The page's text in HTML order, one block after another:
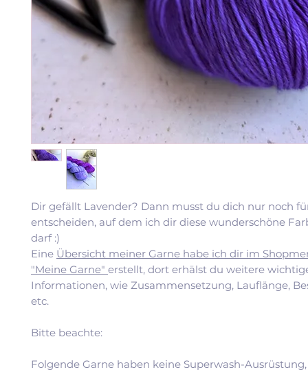
Dir gefällt Lavender? Dann musst du dich nur noch
entscheiden, auf dem ich dir diese wunderschöne
darf :)
Eine Übersicht meiner Garne habe ich dir im
"Meine Garne" erstellt, dort erhälst du weitere
Informationen, wie Zusammensetzung, Lauflänge,
etc.
Bitte beachte:
Folgende Garne haben keine Superwash-